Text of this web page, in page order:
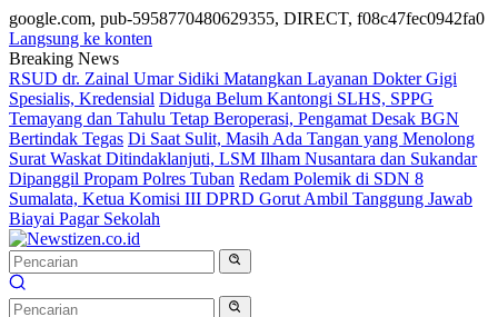
google.com, pub-5958770480629355, DIRECT, f08c47fec0942fa0
Langsung ke konten
Breaking News
RSUD dr. Zainal Umar Sidiki Matangkan Layanan Dokter Gigi
Spesialis, Kredensial Diduga Belum Kantongi SLHS, SPPG
Temayang dan Tahulu Tetap Beroperasi, Pengamat Desak BGN
Bertindak Tegas Di Saat Sulit, Masih Ada Tangan yang Menolong
Surat Waskat Ditindaklanjuti, LSM Ilham Nusantara dan Sukandar
Dipanggil Propam Polres Tuban Redam Polemik di SDN 8
Sumalata, Ketua Komisi III DPRD Gorut Ambil Tanggung Jawab
Biayai Pagar Sekolah